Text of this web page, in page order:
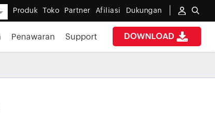
Produk Toko Partner Afiliasi Dukungan
DOWNLOAD
Penawaran Support